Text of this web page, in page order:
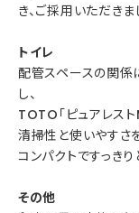
き、ご採用いただきま
トイレ
配管スペースの関係
し、
TOTO「ピュアレス
清掃性と使いやすさ
コンパクトですっき
その他